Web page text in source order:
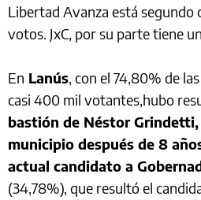
Libertad Avanza está segundo
votos. JxC, por su parte tiene
En Lanús, con el 74,80% de
casi 400 mil votantes,hubo
bastión de Néstor Grindetti,
municipio después de 8
actual candidato a
(34,78%), que resultó el